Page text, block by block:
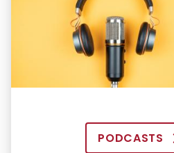
PODCASTS